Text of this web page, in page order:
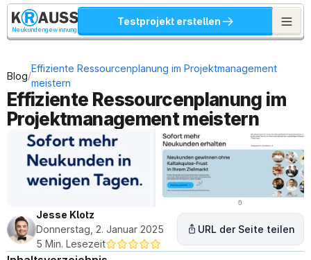
Neukundengewinnung
Testprojekt erstellen
Blog/
Effiziente Ressourcenplanung im Projektmanagement
meistern
Effiziente Ressourcenplanung im
Projektmanagement meistern
Jesse Klotz
Donnerstag, 2. Januar 2025
5 Min. Lesezeit
URL der Seite teilen